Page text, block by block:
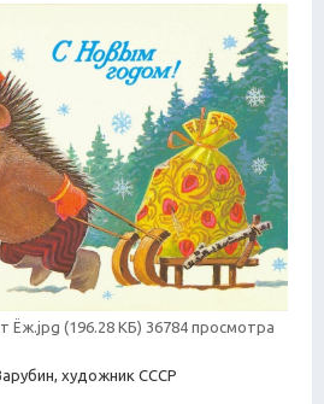
Ёж.jpg (196.28 КБ) 36784 просмотра
художник СССР